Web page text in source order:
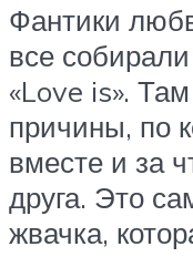
Фантики
все
«Love is».
причины, по
вместе и за
друга. Это
жвачка,